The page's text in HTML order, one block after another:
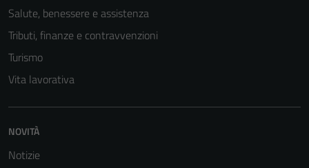
Salute, benessere e assistenza
Tributi, finanze e contravvenzioni
Turismo
Vita lavorativa
NOVITÀ
Notizie